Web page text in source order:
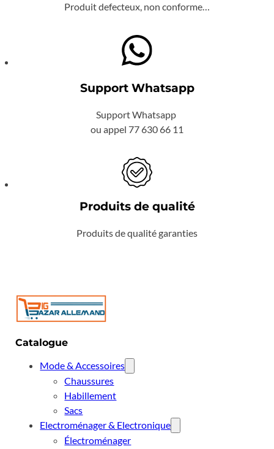
Produit defecteux, non conforme…
Support Whatsapp
Support Whatsapp
ou appel 77 630 66 11
Produits de qualité
Produits de qualité garanties
Catalogue
Mode & Accessoires
Chaussures
Habillement
Sacs
Electroménager & Electronique
Électroménager